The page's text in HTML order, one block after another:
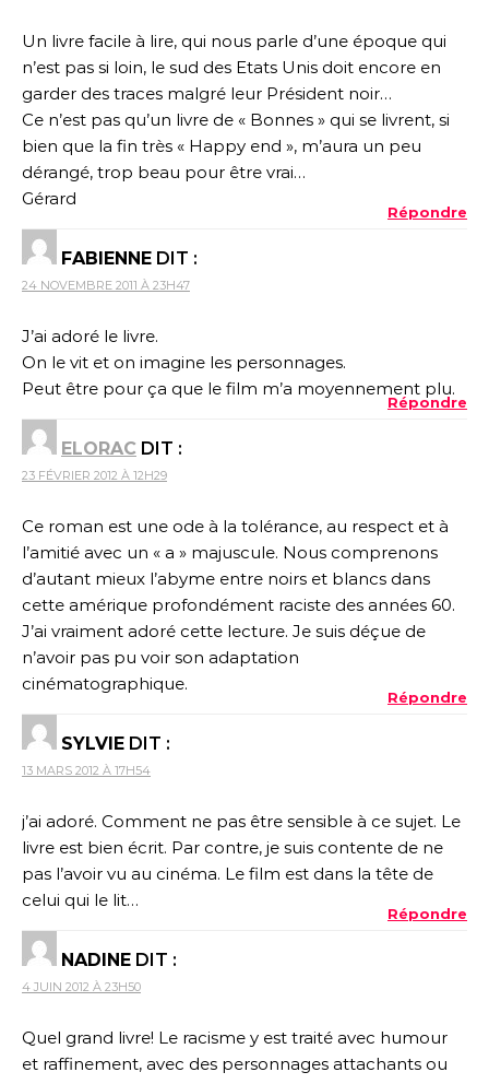
Un livre facile à lire, qui nous parle d’une époque qui
n’est pas si loin, le sud des Etats Unis doit encore en
garder des traces malgré leur Président noir…
Ce n’est pas qu’un livre de « Bonnes » qui se livrent, si
bien que la fin très « Happy end », m’aura un peu
dérangé, trop beau pour être vrai…
Gérard
Répondre
FABIENNE DIT :
24 NOVEMBRE 2011 À 23H47
J’ai adoré le livre.
On le vit et on imagine les personnages.
Peut être pour ça que le film m’a moyennement plu.
Répondre
ELORAC DIT :
23 FÉVRIER 2012 À 12H29
Ce roman est une ode à la tolérance, au respect et à
l’amitié avec un « a » majuscule. Nous comprenons
d’autant mieux l’abyme entre noirs et blancs dans
cette amérique profondément raciste des années 60.
J’ai vraiment adoré cette lecture. Je suis déçue de
n’avoir pas pu voir son adaptation
cinématographique.
Répondre
SYLVIE DIT :
13 MARS 2012 À 17H54
j’ai adoré. Comment ne pas être sensible à ce sujet. Le
livre est bien écrit. Par contre, je suis contente de ne
pas l’avoir vu au cinéma. Le film est dans la tête de
celui qui le lit…
Répondre
NADINE DIT :
4 JUIN 2012 À 23H50
Quel grand livre! Le racisme y est traité avec humour
et raffinement, avec des personnages attachants ou